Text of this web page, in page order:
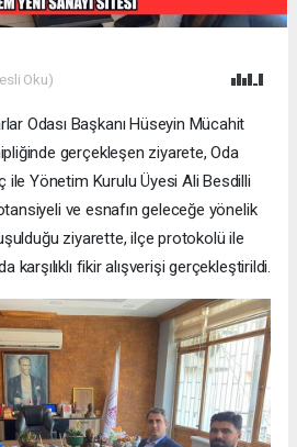
Oku)
Odası Başkanı Hüseyin Mücahit
gerçekleşen ziyarete, Oda
ile Yönetim Kurulu Üyesi Ali Besdilli
ve esnafın geleceğe yönelik
ziyarette, ilçe protokolü ile
karşılıklı fikir alışverişi gerçekleştirildi.